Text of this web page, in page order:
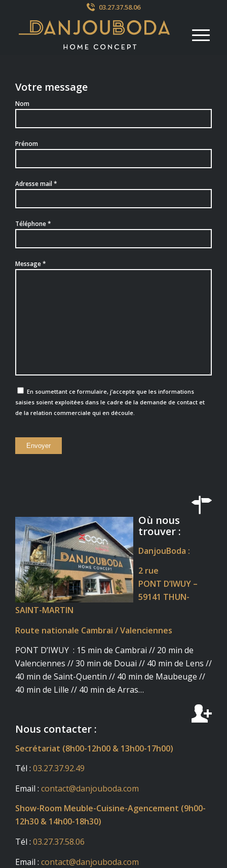
03.27.37.58.06
Votre message
Nom
Prénom
Adresse mail *
Téléphone *
Message *
En soumettant ce formulaire, j’accepte que les informations
saisies soient exploitées dans le cadre de la demande de contact et
de la relation commerciale qui en découle.
Où nous
trouver :
DanjouBoda :
2 rue
PONT D’IWUY –
59141 THUN-
SAINT-MARTIN
Route nationale Cambrai / Valenciennes
PONT D’IWUY : 15 min de Cambrai // 20 min de
Valenciennes // 30 min de Douai // 40 min de Lens //
40 min de Saint-Quentin // 40 min de Maubeuge //
40 min de Lille // 40 min de Arras…
Nous contacter :
Secrétariat (8h00-12h00 & 13h00-17h00)
Tél : 03.27.37.92.49
Email : contact@danjouboda.com
Show-Room Meuble-Cuisine-Agencement (9h00-
12h30 & 14h00-18h30)
Tél : 03.27.37.58.06
Email : contact@danjouboda.com